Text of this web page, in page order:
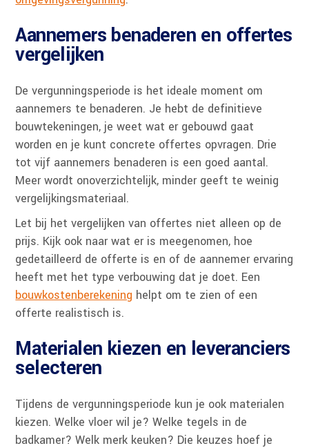
Aannemers benaderen en offertes
vergelijken
De vergunningsperiode is het ideale moment om
aannemers te benaderen. Je hebt de definitieve
bouwtekeningen, je weet wat er gebouwd gaat
worden en je kunt concrete offertes opvragen. Drie
tot vijf aannemers benaderen is een goed aantal.
Meer wordt onoverzichtelijk, minder geeft te weinig
vergelijkingsmateriaal.
Let bij het vergelijken van offertes niet alleen op de
prijs. Kijk ook naar wat er is meegenomen, hoe
gedetailleerd de offerte is en of de aannemer ervaring
heeft met het type verbouwing dat je doet. Een
bouwkostenberekening helpt om te zien of een
offerte realistisch is.
Materialen kiezen en leveranciers
selecteren
Tijdens de vergunningsperiode kun je ook materialen
kiezen. Welke vloer wil je? Welke tegels in de
badkamer? Welk merk keuken? Die keuzes hoef je